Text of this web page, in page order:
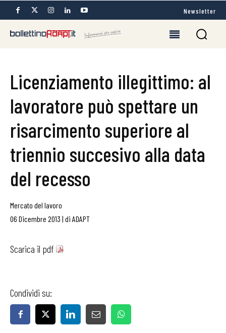
Newsletter
Licenziamento illegittimo: al
lavoratore può spettare un
risarcimento superiore al
triennio succesivo alla data
del recesso
Mercato del lavoro
06 Dicembre 2013 | di ADAPT
Scarica il pdf
Condividi su: